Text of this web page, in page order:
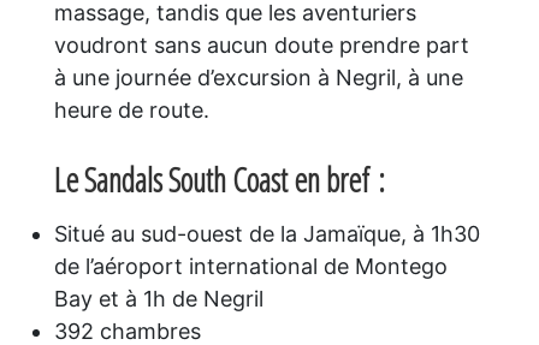
massage, tandis que les aventuriers
voudront sans aucun doute prendre part
à une journée d’excursion à Negril, à une
heure de route.
Le Sandals South Coast en bref :
Situé au sud-ouest de la Jamaïque, à 1h30
de l’aéroport international de Montego
Bay et à 1h de Negril
392 chambres